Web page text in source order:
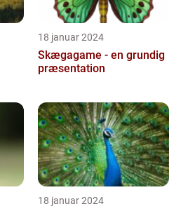
18 januar 2024
Skægagame - en grundig
præsentation
18 januar 2024